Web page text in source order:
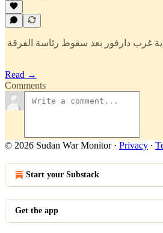
غرب دارفور بعد سقوط رئاسة الفرقة
Read →
Comments
© 2026 Sudan War Monitor· Privacy ∙
Start your Substack
Get the app